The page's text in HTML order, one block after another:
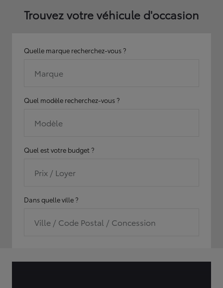
Trouvez votre véhicule d'occasion
Quelle marque recherchez-vous ?
Marque
Quel modèle recherchez-vous ?
Modèle
Quel est votre budget ?
Prix / Loyer
Dans quelle ville ?
Ville / Code Postal / Concession